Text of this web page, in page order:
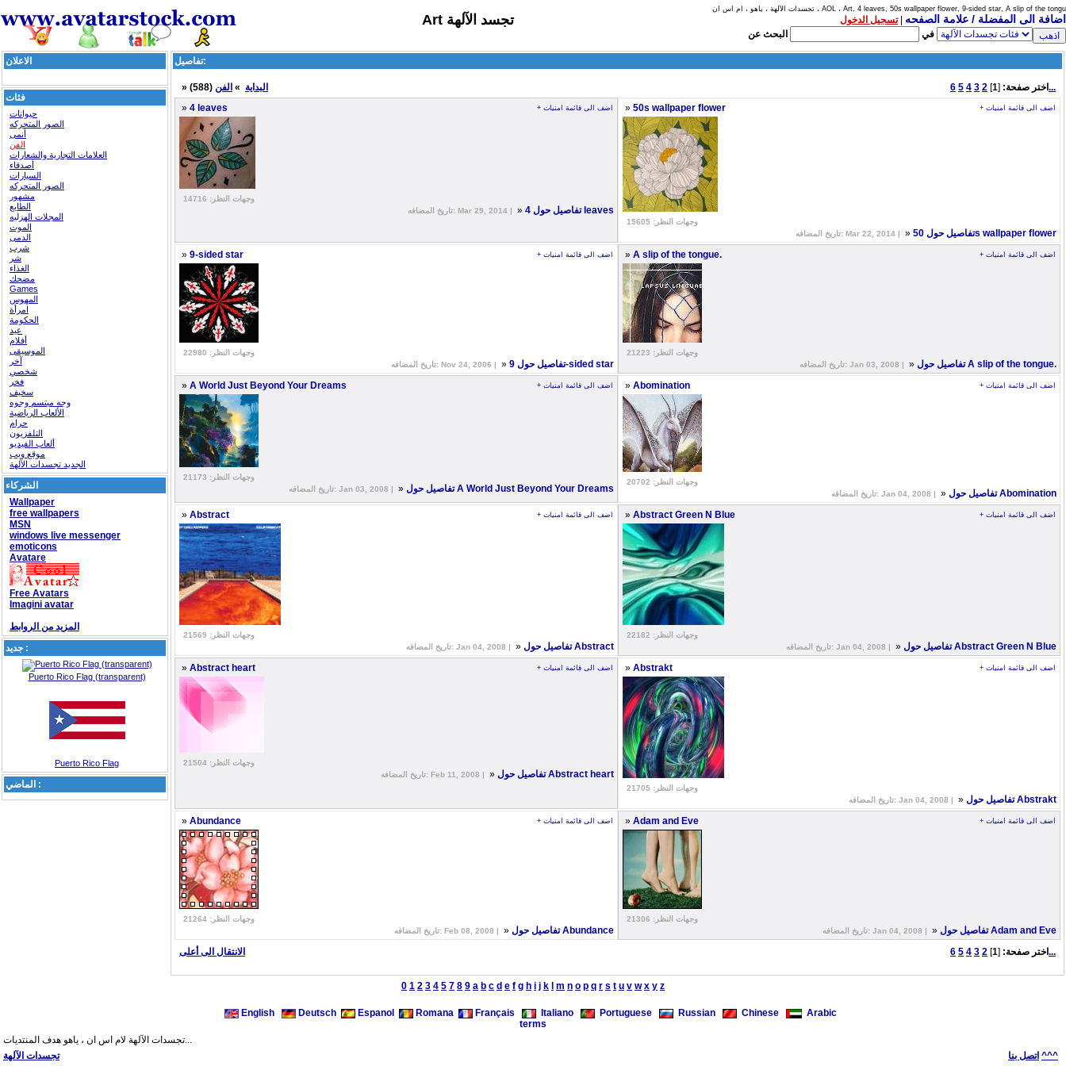
Art تجسد الآلهة
تجسدات الآلهة ، ياهو ، ام اس ان ، AOL ، Art, 4 leaves, 50s wallpaper flower, 9-sided star, A slip of the tongu
اضافة الى المفضلة / علامة الصفحه |تسجيل الدخول
البحث عن
في
الاعلان
فئات
حيوانات
الصور المتحركه
أنمى
الفن
العلامات التجارية والشعارات
أصدقاء
السيارات
الصور المتحركه
مشهور
الطابع
المجلات الهزليه
الموت
الدمى
شرب
شر
الغذاء
مضحك
Games
المهوس
امرأة
الحكومة
عيد
أفلام
الموسيقى
آخر
شخصي
فخر
سخيف
وجه مبتسم وجوه
الألعاب الرياضية
حرام
التلفزيون
ألعاب الفيديو
موقع ويب
الجديد تجسدات الآلهة
الشركاء
Wallpaper
free wallpapers
MSN
windows live messenger
emoticons
Avatare
Free Avatars
Imagini avatar
المزيد من الروابط
جديد :
Puerto Rico Flag (transparent)
Puerto Rico Flag
الماضي :
تفاصيل:
» البداية » الفن (588) اختر صفحة: [
1
]
2
3
4
5
6...
» 4 leaves + اضف الى قائمة امنيات
وجهات النظر: 14716
تاريخ المضافه: Mar 29, 2014 |
» تفاصيل حول 4 leaves
» 50s wallpaper flower + اضف الى قائمة امنيات
وجهات النظر: 15605
تاريخ المضافه: Mar 22, 2014 |
» تفاصيل حول 50s wallpaper flower
» 9-sided star + اضف الى قائمة امنيات
وجهات النظر: 22980
تاريخ المضافه: Nov 24, 2006 |
» تفاصيل حول 9-sided star
» A slip of the tongue. + اضف الى قائمة امنيات
وجهات النظر: 21223
تاريخ المضافه: Jan 03, 2008 |
» تفاصيل حول A slip of the tongue.
» A World Just Beyond Your Dreams + اضف الى قائمة امنيات
وجهات النظر: 21173
تاريخ المضافه: Jan 03, 2008 |
» تفاصيل حول A World Just Beyond Your Dreams
» Abomination + اضف الى قائمة امنيات
وجهات النظر: 20702
تاريخ المضافه: Jan 04, 2008 |
» تفاصيل حول Abomination
» Abstract + اضف الى قائمة امنيات
وجهات النظر: 21569
تاريخ المضافه: Jan 04, 2008 |
» تفاصيل حول Abstract
» Abstract Green N Blue + اضف الى قائمة امنيات
وجهات النظر: 22182
تاريخ المضافه: Jan 04, 2008 |
» تفاصيل حول Abstract Green N Blue
» Abstract heart + اضف الى قائمة امنيات
وجهات النظر: 21504
تاريخ المضافه: Feb 11, 2008 |
» تفاصيل حول Abstract heart
» Abstrakt + اضف الى قائمة امنيات
وجهات النظر: 21705
تاريخ المضافه: Jan 04, 2008 |
» تفاصيل حول Abstrakt
» Abundance + اضف الى قائمة امنيات
وجهات النظر: 21264
تاريخ المضافه: Feb 08, 2008 |
» تفاصيل حول Abundance
» Adam and Eve + اضف الى قائمة امنيات
وجهات النظر: 21306
تاريخ المضافه: Jan 04, 2008 |
» تفاصيل حول Adam and Eve
الانتقال الى أعلى اختر صفحة: [
1
]
2
3
4
5 6...
0 1 2 3 4 5 7 8 9 a b c d e f g h i j k m n o p q r s t u v w x y z
English Deutsch Espanol Romana Français Italiano Portuguese Russian Chinese
Arabic
terms
تجسدات الآلهة لام اس ان ، ياهو هدف المنتديات...
تجسدات الآلهة
اتصل بنا ^^^